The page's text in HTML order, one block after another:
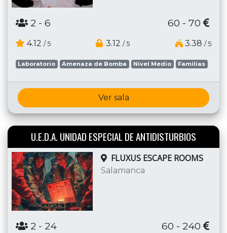
2 - 6 60 - 70
4.12 / 5 3.12 / 5 3.38 / 5
Laboratorio Amenaza de Bomba Nivel Medio Familias
Ver sala
U.E.D.A. UNIDAD ESPECIAL DE ANTIDISTURBIOS
FLUXUS ESCAPE ROOMS
Salamanca
2 - 24 60 - 240